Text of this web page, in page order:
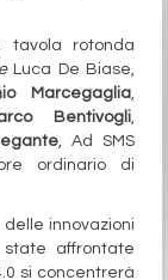
rotonda
Luca De Biase,
Marcegaglia,
Bentivogli,
, Ad SMS
ordinario di
innovazioni
affrontate
si concentrerà